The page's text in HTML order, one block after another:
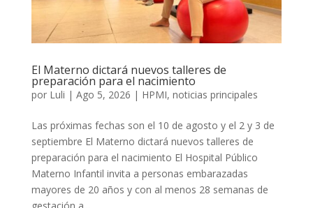
El Materno dictará nuevos talleres de
preparación para el nacimiento
por Luli | Ago 5, 2026 | HPMI, noticias principales
Las próximas fechas son el 10 de agosto y el 2 y 3 de
septiembre El Materno dictará nuevos talleres de
preparación para el nacimiento El Hospital Público
Materno Infantil invita a personas embarazadas
mayores de 20 años y con al menos 28 semanas de